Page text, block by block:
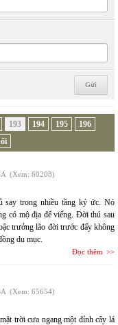
193 194 195
196
(Xem: 60208)
say trong nhiều tầng ký ức. Nó
có mộ địa để viếng. Đời thú sau
trưởng lão đời trước đấy không
du mục.
Đọc thêm
(Xem: 65654)
trời cưa ngang một đỉnh cây lá